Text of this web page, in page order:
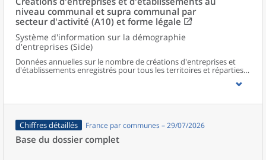
niveau communal et supra communal par
secteur d'activité (A10) et forme légale
Système d'information sur la démographie
d'entreprises (Side)
Données annuelles sur le nombre de créations d'entreprises et
d'établissements enregistrés pour tous les territoires et réparties
selon le secteur d’activité et la forme légale.
Chiffres détaillés France par communes – 29/07/2026
Base du dossier complet